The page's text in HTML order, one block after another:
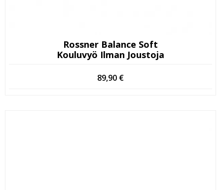
Rossner Balance Soft
Kouluvyö Ilman Joustoja
89,90 €